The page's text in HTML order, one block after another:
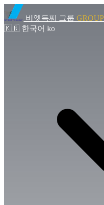
비엣득찌 그룹 GROUP
🇰🇷 한국어 ko